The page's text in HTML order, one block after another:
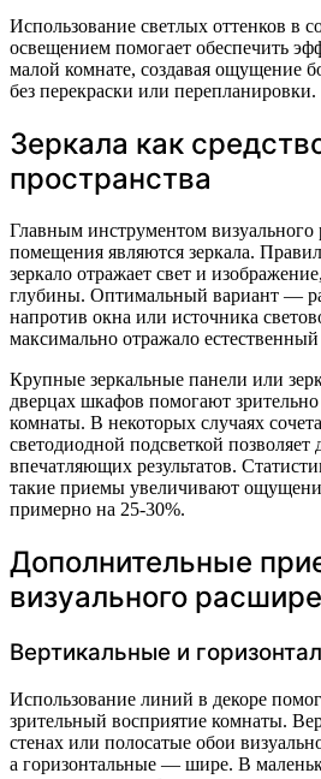
Использование светлых оттенков в
освещением помогает обеспечить
малой комнате, создавая ощущение
без перекраски или перепланировки.
Зеркала как
пространства
Главным инструментом визуального
помещения являются зеркала.
зеркало отражает свет и
глубины. Оптимальный вариант —
напротив окна или источника
максимально отражало естественный
Крупные зеркальные панели или
дверцах шкафов помогают
комнаты. В некоторых случаях
светодиодной подсветкой позволяет
впечатляющих результатов.
такие приемы увеличивают
примерно на 25-30%.
Дополнительные
визуального
Вертикальные и
Использование линий в декоре
зрительный восприятие комнаты.
стенах или полосатые обои
а горизонтальные — шире. В